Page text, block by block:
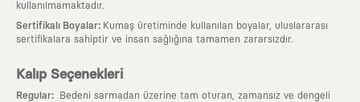
kullanılmamaktadır.
Sertifikalı Boyalar: Kumaş üretiminde kullanılan boyalar, uluslararası
sertifikalara sahiptir ve insan sağlığına tamamen zararsızdır.
Kalıp Seçenekleri
Regular:
Bedeni sarmadan üzerine tam oturan, zamansız ve dengeli